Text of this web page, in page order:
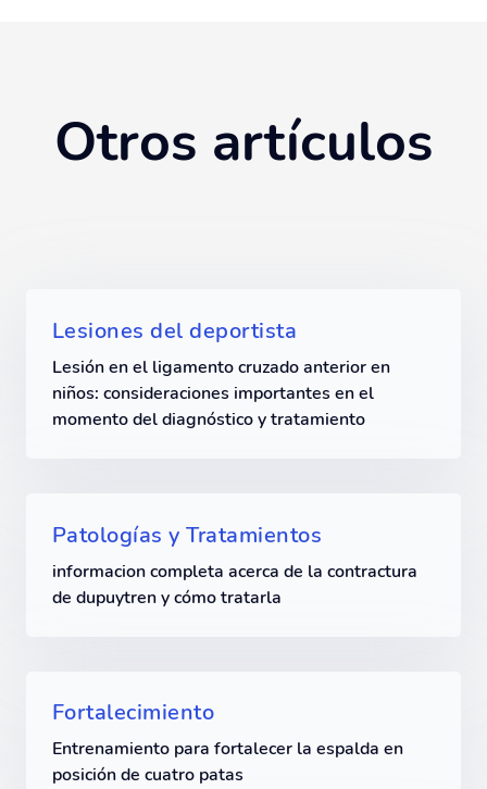
Otros artículos
Lesiones del deportista
Lesión en el ligamento cruzado anterior en
niños: consideraciones importantes en el
momento del diagnóstico y tratamiento
Patologías y Tratamientos
informacion completa acerca de la contractura
de dupuytren y cómo tratarla
Fortalecimiento
Entrenamiento para fortalecer la espalda en
posición de cuatro patas